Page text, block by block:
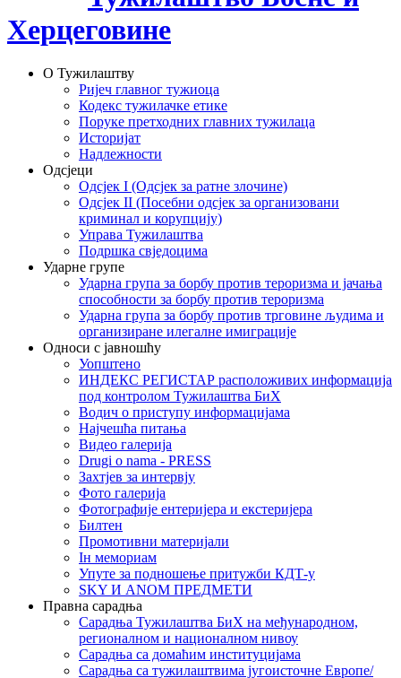
Херцеговине
О Тужилаштву
Ријеч главног тужиоца
Кодекс тужилачке етике
Поруке претходних главних тужилаца
Историјат
Надлежности
Одсјеци
Одсјек I (Одсјек за ратне злочине)
Одсјек II (Посебни одсјек за организовани
криминал и корупцију)
Управа Тужилаштва
Подршка свједоцима
Ударне групе
Ударна група за борбу против тероризма и јачања
способности за борбу против тероризма
Ударна група за борбу против трговине људима и
организиране илегалне имиграције
Односи с јавношћу
Уопштено
ИНДЕКС РЕГИСТАР расположивих информација
под контролом Тужилаштва БиХ
Водич о приступу информацијама
Најчешћа питања
Видео галерија
Drugi o nama - PRESS
Захтјев за интервју
Фото галерија
Фотографије ентеријера и екстеријера
Билтен
Промотивни материјали
Iн мемориам
Упуте за подношење притужби КДТ-у
SKY И ANOM ПРЕДМЕТИ
Правна сарадња
Сарадња Тужилаштва БиХ на међународном,
регионалном и националном нивоу
Сарадња са домаћим институцијама
Сарадња са тужилаштвима југоисточне Европе/